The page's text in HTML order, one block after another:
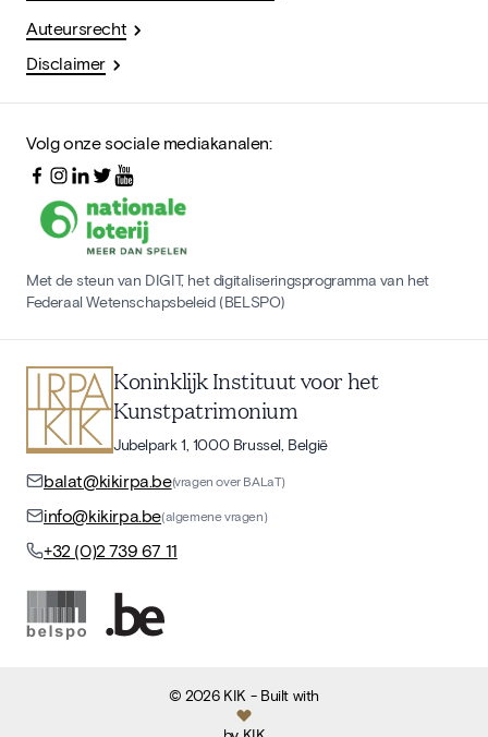
Auteursrecht
Disclaimer
Volg onze sociale mediakanalen:
Met de steun van DIGIT, het digitaliseringsprogramma van het
Federaal Wetenschapsbeleid (BELSPO)
Koninklijk Instituut voor het
Kunstpatrimonium
Jubelpark 1, 1000 Brussel, België
balat@kikirpa.be(vragen over BALaT)
info@kikirpa.be(algemene vragen)
+32 (0)2 739 67 11
©2026 KIK - Built with